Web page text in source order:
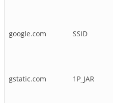
google.com
SSID
gstatic.com
1P_JAR